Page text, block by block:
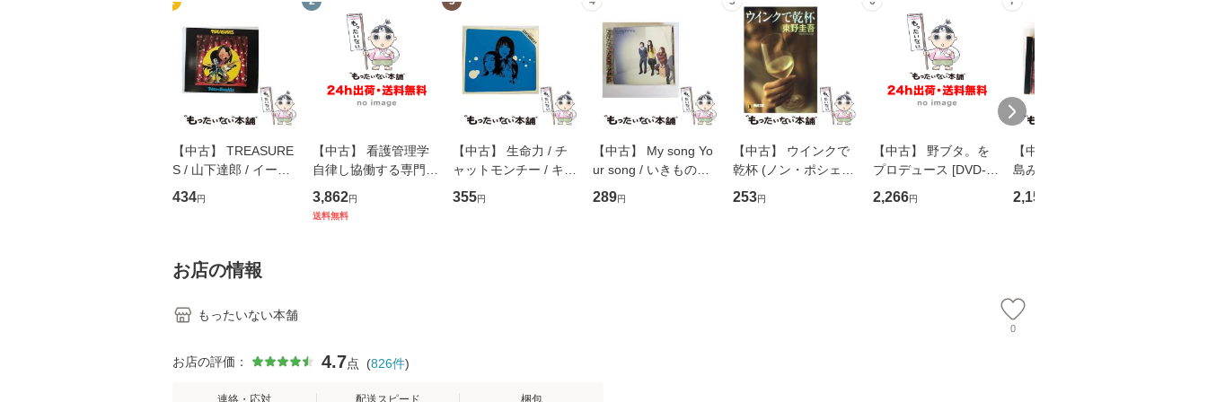
【中古】 TREASURE
S / 山下達郎 / イース
トウエスト・ジャパン
[CD]【メール便送料無
434円
【中古】 看護管理学
自律し協働する専門職
の看護マネジメントス
キル 改訂第3版 (看護
3,862円
送料無料
【中古】 生命力 / チ
ャットモンチー / キュ
ーンレコード [CD]
【メール便送料無料】
355円
【中古】 My song Yo
ur song / いきものが
かり / [CD]【メール便
送料無料】
289円
【中古】 ウインクで
乾杯 (ノン・ポシェッ
ト) / 東野圭吾 / 祥伝
社 [文庫]【メール便送
253円
【中古】 野ブタ。を
プロデュース [DVD-B
OX] / バップ [DVD]
【メール便送料無料】
2,266円
【中古】 寒水魚 / 中
島みゆき / [CD]【メー
ル便送料無料】
2,150
お店の情報
もったいない本舗
0
お店の評価： 4.7点 (826件)